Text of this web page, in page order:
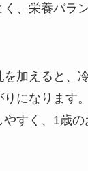
、栄養バラ
加えると、
になります
すく、1歳